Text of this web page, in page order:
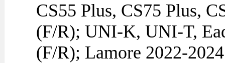
CS55 Plus, CS75 Plus,
(F/R); UNI-K, UNI-T,
(F/R); Lamore 2022-